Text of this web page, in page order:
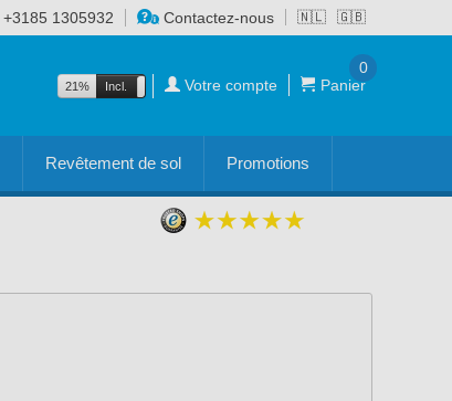
🇳🇱 🇬🇧
+3185 1305932 Contactez-nous
21% Incl. Excl. Votre compte Panier
0
Revêtement de sol Promotions